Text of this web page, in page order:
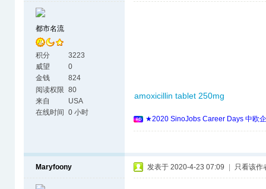
都市名流
积分
3223
威望
0
金钱
824
阅读权限 80
来自
USA
在线时间
0 小时
amoxicillin tablet 250mg
★2020 SinoJobs Career Days 中欧
Maryfoony 发表于 2020-4-23 07:09 只看该作